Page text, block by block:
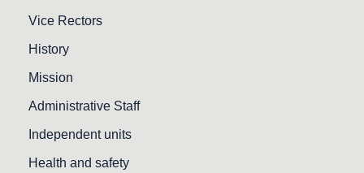
Vice Rectors
History
Mission
Administrative Staff
Independent units
Health and safety